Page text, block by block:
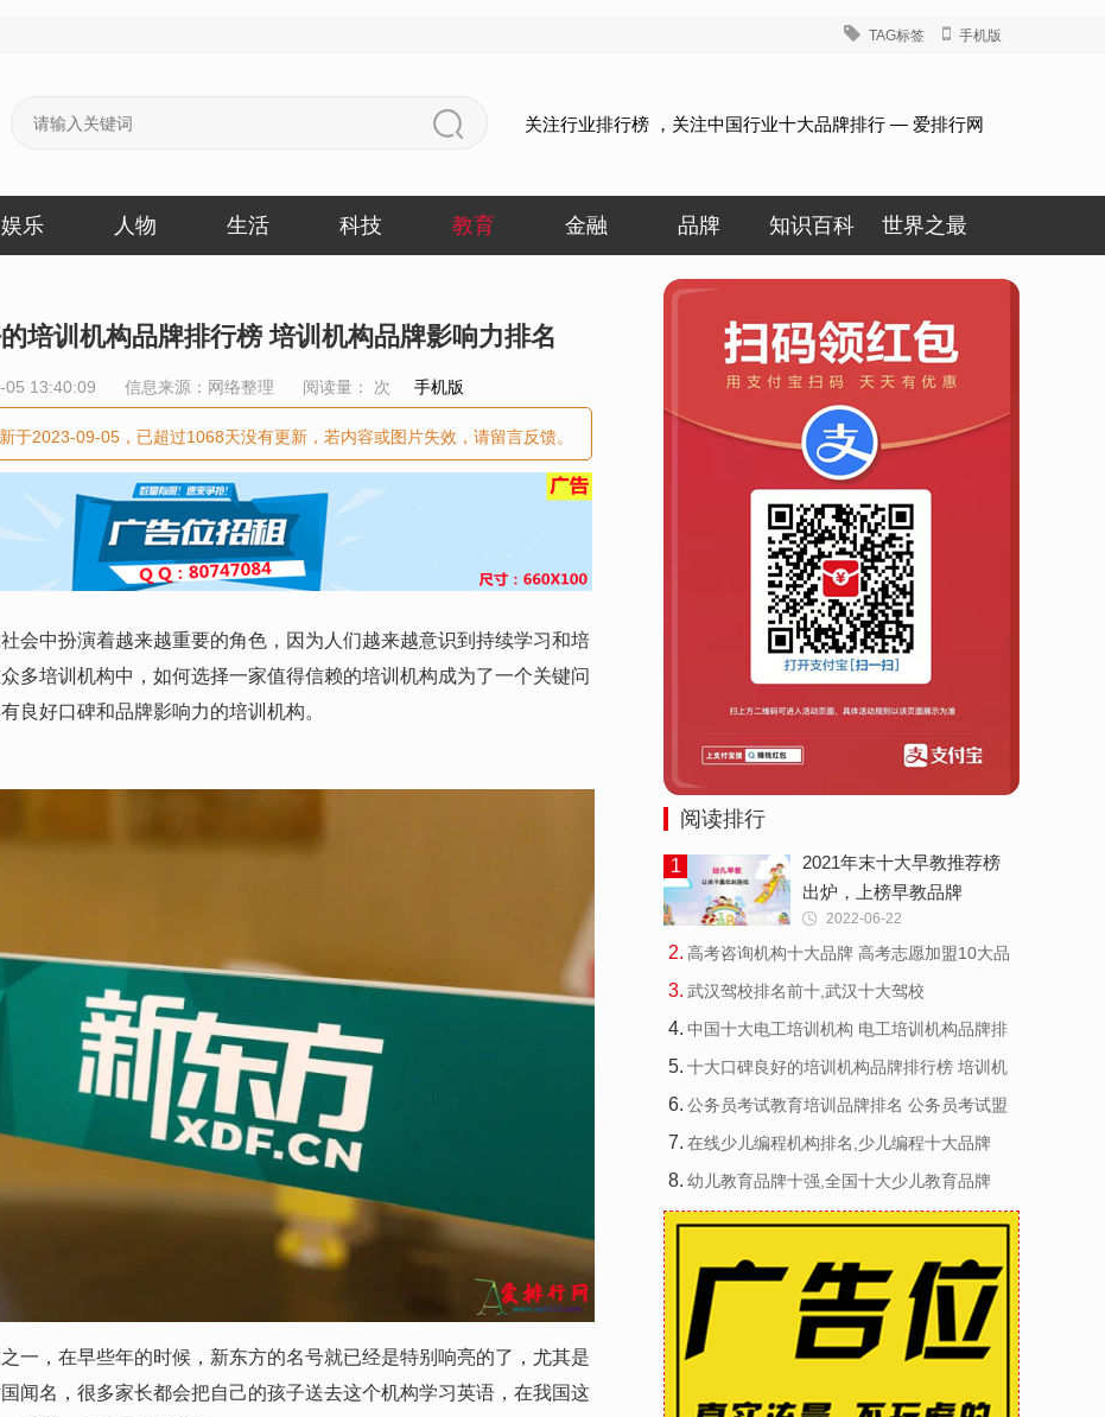
手机版
TAG标签
关注行业排行榜 ，关注中国行业十大品牌排行 — 爱排行网
娱乐 人物 生活 科技 教育 金融 品牌 知识百科 世界之最
培训机构品牌排行榜 培训机构品牌影响力排名
05 13:40:09 信息来源：网络整理 阅读量： 次 手机版
于2023-09-05，已超过1068天没有更新，若内容或图片失效，请留言反馈。
会中扮演着越来越重要的角色，因为人们越来越意识到持续学习和培
多培训机构中，如何选择一家值得信赖的培训机构成为了一个关键问
良好口碑和品牌影响力的培训机构。
，在早些年的时候，新东方的名号就已经是特别响亮的了，尤其是
闻名，很多家长都会把自己的孩子送去这个机构学习英语，在我国这
阅读排行
1
2021年末十大早教推荐榜
出炉，上榜早教品牌
2022-06-22
2. 高考咨询机构十大品牌 高考志愿加盟10大品
3. 武汉驾校排名前十,武汉十大驾校
4. 中国十大电工培训机构 电工培训机构品牌排
5. 十大口碑良好的培训机构品牌排行榜 培训机
6. 公务员考试教育培训品牌排名 公务员考试盟
7. 在线少儿编程机构排名,少儿编程十大品牌
8. 幼儿教育品牌十强,全国十大少儿教育品牌